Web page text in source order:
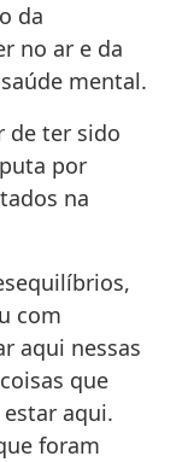
da
no ar e da
mental.
de ter sido
por
na
com
aqui nessas
que
aqui.
foram